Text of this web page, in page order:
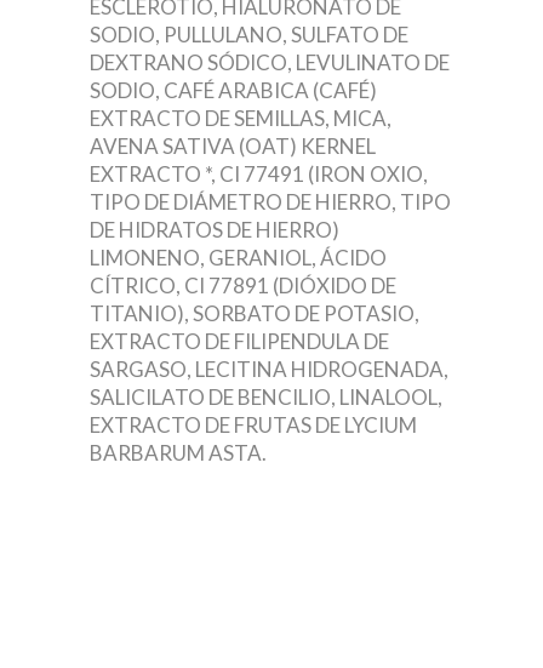
ESCLEROTIO, HIALURONATO DE
SODIO, PULLULANO, SULFATO DE
DEXTRANO SÓDICO, LEVULINATO DE
SODIO, CAFÉ ARABICA (CAFÉ)
EXTRACTO DE SEMILLAS, MICA,
AVENA SATIVA (OAT) KERNEL
EXTRACTO *, CI 77491 (IRON OXIO,
TIPO DE DIÁMETRO DE HIERRO, TIPO
DE HIDRATOS DE HIERRO)
LIMONENO, GERANIOL, ÁCIDO
CÍTRICO, CI 77891 (DIÓXIDO DE
TITANIO), SORBATO DE POTASIO,
EXTRACTO DE FILIPENDULA DE
SARGASO, LECITINA HIDROGENADA,
SALICILATO DE BENCILIO, LINALOOL,
EXTRACTO DE FRUTAS DE LYCIUM
BARBARUM ASTA.